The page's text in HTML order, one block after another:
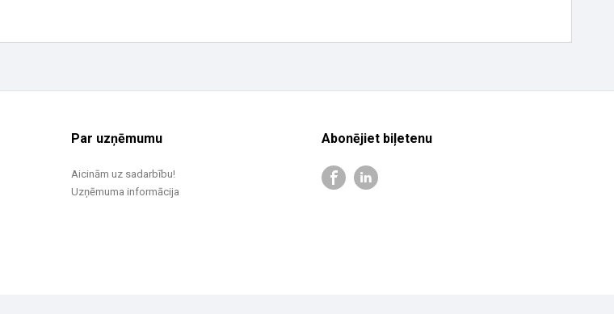
Par uzņēmumu
Aicinām uz sadarbību!
Uzņēmuma informācija
Abonējiet biļetenu